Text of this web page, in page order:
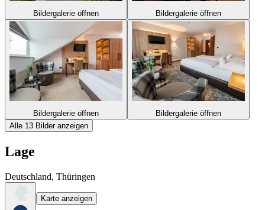
Bildergalerie öffnen Bildergalerie öffnen
Bildergalerie öffnen
Bildergalerie öffnen
Alle 13 Bilder anzeigen
Lage
Deutschland, Thüringen
Karte anzeigen